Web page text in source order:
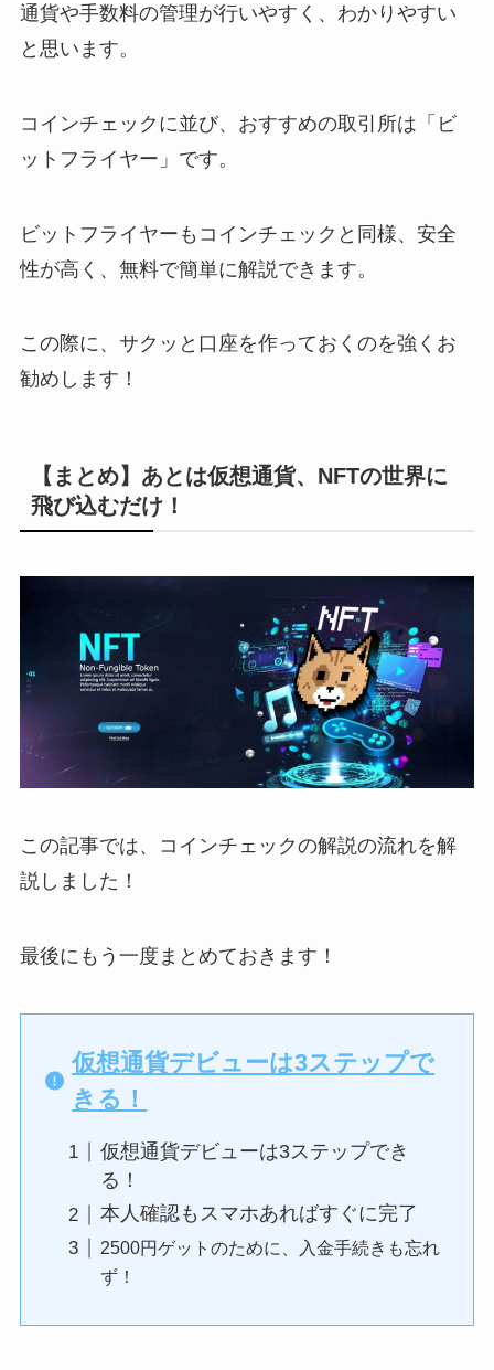
通貨や手数料の管理が行いやすく、わかりやすい
と思います。
コインチェックに並び、おすすめの取引所は「ビ
ットフライヤー」です。
ビットフライヤーもコインチェックと同様、安全
性が高く、無料で簡単に解説できます。
この際に、サクッと口座を作っておくのを強くお
勧めします！
【まとめ】あとは仮想通貨、NFTの世界に
飛び込むだけ！
この記事では、コインチェックの解説の流れを解
説しました！
最後にもう一度まとめておきます！
仮想通貨デビューは3ステップで
きる！
仮想通貨デビューは3ステップでき
る！
本人確認もスマホあればすぐに完了
2500円ゲットのために、入金手続きも忘れ
ず！